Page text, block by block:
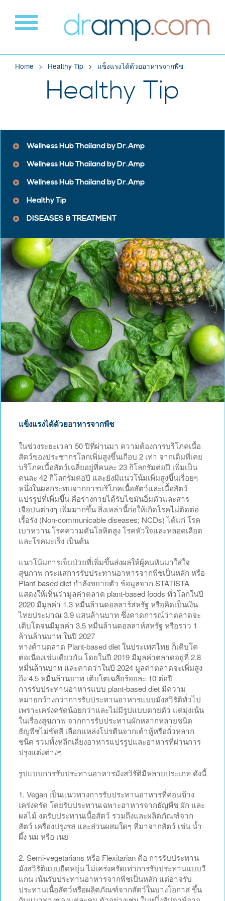
Home Healthy Tip แข็งแรงได้ด้วยอาหารจากพืช
Healthy Tip
Wellness Hub Thailand by Dr.Amp
Wellness Hub Thailand by Dr.Amp
Wellness Hub Thailand by Dr.Amp
Healthy Tip
DISEASES & TREATMENT
แข็งแรงได้ด้วยอาหารจากพืช
ในช่วงระยะเวลา 50 ปีที่ผ่านมา ความต้องการบริโภคเนื้อ
สัตว์ของประชากรโลกเพิ่มสูงขึ้นเกือบ 2 เท่า จากเดิมที่เคย
บริโภคเนื้อสัตว์เฉลี่ยอยู่ที่คนละ 23 กิโลกรัมต่อปี เพิ่มเป็น
คนละ 42 กิโลกรัมต่อปี และยังมีแนวโน้มเพิ่มสูงขึ้นเรื่อยๆ
หนึ่งในผลกระทบจากการบริโภคเนื้อสัตว์และเนื้อสัตว์
แปรรูปที่เพิ่มขึ้น คือร่างกายได้รับไขมันอิ่มตัวและสาร
เจือปนต่างๆ เพิ่มมากขึ้น สิ่งเหล่านี้ก่อให้เกิดโรคไม่ติดต่อ
เรื้อรัง (Non-communicable diseases; NCDs) ได้แก่ โรค
เบาหวาน โรคความดันโลหิตสูง โรคหัวใจและหลอดเลือด
และโรคมะเร็ง เป็นต้น
แนวโน้มการเจ็บป่วยที่เพิ่มขึ้นส่งผลให้ผู้คนหันมาใส่ใจ
สุขภาพ กระแสการรับประทานอาหารจากพืชเป็นหลัก หรือ
Plant-based diet กำลังขยายตัว ข้อมูลจาก STATISTA
แสดงให้เห็นว่ามูลค่าตลาด plant-based foods ทั่วโลกในปี
2020 มีมูลค่า 1.3 หมื่นล้านดอลลาร์สหรัฐ หรือคิดเป็นเงิน
ไทยประมาณ 3.9 แสนล้านบาท ซึ่งคาดการณ์ว่าตลาดจะ
เติบโตจนมีมูลค่า 3.5 หมื่นล้านดอลลาห์สหรัฐ หรือราว 1
ล้านล้านบาท ในปี 2027
ทางด้านตลาด Plant-based diet ในประเทศไทย ก็เติบโต
ต่อเนื่องเช่นเดียวกัน โดยในปี 2019 มีมูลค่าตลาดอยู่ที่ 2.8
หมื่นล้านบาท และคาดว่าในปี 2024 มูลค่าตลาดจะเพิ่มสูง
ถึง 4.5 หมื่นล้านบาท เติบโตเฉลี่ยร้อยละ 10 ต่อปี
การรับประทานอาหารแบบ plant-based diet มีความ
หมายกว้างกว่าการรับประทานอาหารแบบมังสวิรัติทั่วไป
เพราะเคร่งครัดน้อยกว่าและไม่มีรูปแบบตายตัว แต่มุ่งเน้น
ในเรื่องสุขภาพ จากการรับประทานผักหลากหลายชนิด
ธัญพืชไม่ขัดสี เลือกแหล่งโปรตีนจากเต้าหู้หรือถั่วหลาก
ชนิด รวมทั้งหลีกเลี่ยงอาหารแปรรูปและอาหารที่ผ่านการ
ปรุงแต่งต่างๆ
รูปแบบการรับประทานอาหารมังสวิรัติมีหลายประเภท ดังนี้
1. Vegan เป็นแนวทางการรับประทานอาหารที่ค่อนข้าง
เคร่งครัด โดยรับประทานเฉพาะอาหารจากธัญพืช ผัก และ
ผลไม้ งดรับประทานเนื้อสัตว์ รวมถึงและผลิตภัณฑ์จาก
สัตว์ เครื่องปรุงรส และส่วนผสมใดๆ ที่มาจากสัตว์ เช่น น้ำ
ผึ้ง นม หรือ เนย
2. Semi-vegetarians หรือ Flexitarian คือ การรับประทาน
มังสวิรัติแบบยืดหยุ่น ไม่เคร่งครัดเท่าการรับประทานแบบวี
แกน เน้นรับประทานอาหารจากพืชเป็นหลัก แต่อาจรับ
ประทานเนื้อสัตว์หรือผลิตภัณฑ์จากสัตว์ในบางโอกาส ขึ้น